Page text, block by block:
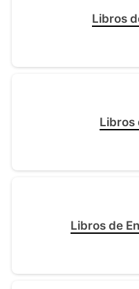
Libros
Libros
Libros de